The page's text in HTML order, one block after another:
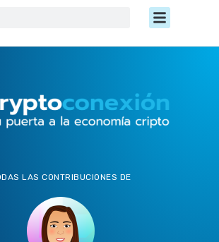
Menú
LAS CONTRIBUCIONES DE